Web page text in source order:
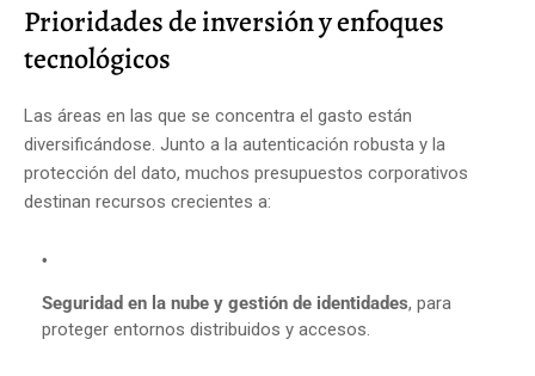
Prioridades de inversión y enfoques
tecnológicos
Las áreas en las que se concentra el gasto están
diversificándose. Junto a la autenticación robusta y la
protección del dato, muchos presupuestos corporativos
destinan recursos crecientes a:
Seguridad en la nube y gestión de identidades, para
proteger entornos distribuidos y accesos.